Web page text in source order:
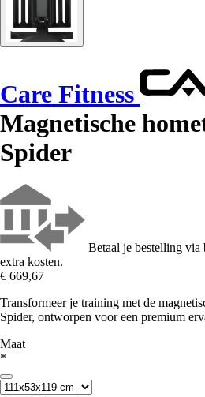
Care Fitness
Magnetische
Spider
Betaal je bestelling
extra kosten.
€ 669,67
Transformeer je training met de
Spider, ontworpen voor een premium
Maat
*